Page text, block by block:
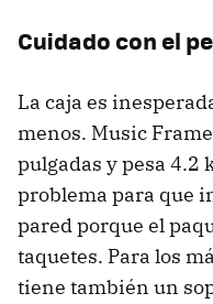
Cuidado con el
La caja es
menos. Music
pulgadas y pesa 4.2
problema para que
pared porque el
taquetes. Para los
tiene también un